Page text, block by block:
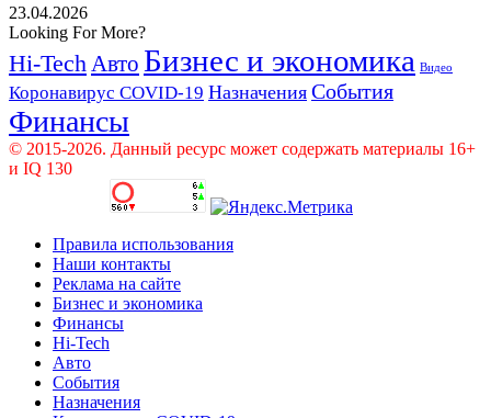
23.04.2026
Looking For More?
Hi-Tech Авто Бизнес и экономика Видео
Коронавирус COVID-19 Назначения События
Финансы
© 2015-2026. Данный ресурс может содержать материалы 16+
и IQ 130
Правила использования
Наши контакты
Реклама на сайте
Бизнес и экономика
Финансы
Hi-Tech
Авто
События
Назначения